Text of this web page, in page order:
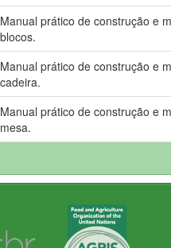
Manual prático de construção e
blocos.
Manual prático de construção e
cadeira.
Manual prático de construção e
mesa.